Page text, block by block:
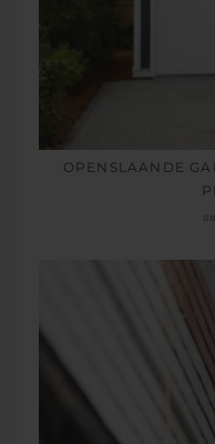
OPENSLAANDE